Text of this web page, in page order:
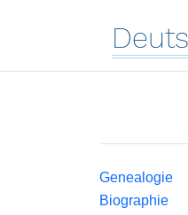
Genealogie
Biographie